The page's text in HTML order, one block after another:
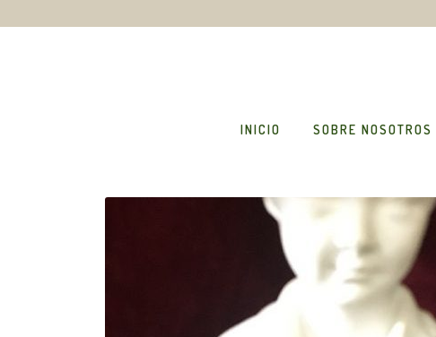
INICIO SOBRE NOSOTROS